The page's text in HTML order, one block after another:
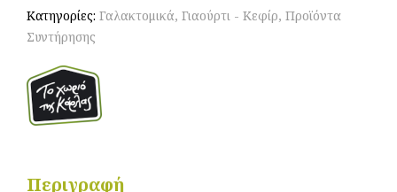
Κατηγορίες: Γαλακτομικά, Γιαούρτι - Κεφίρ, Προϊόντα
Συντήρησης
Περιγραφή